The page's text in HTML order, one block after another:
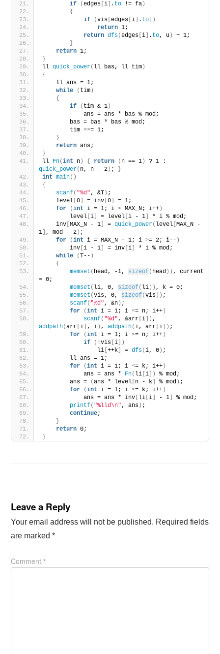
if
(edges [i . to != fa )
{
if
(vis [edges [i . to ])
return 1;
return dfs(edges [i . to, u )
+ 1;
}
return 1;
}
ll quick_power( ll bas, ll tim )
{
    ll ans = 1;
while
( tim )
{
if
( tim & 1 )
            ans = ans * bas % mod;
        bas = bas * bas % mod;
        tim
>>= 1;
}
return ans;
}
ll Fn(int n ) { return ( n == 1 )
quick_power( n, n - 2 ) ;
}
int main()
{
scanf( "%d", &T ) ;
    level
[0 = inv [0
= 1;
for
(int i = 1; i < MAX_N; i++ )
        level
[i = level [i - 1
* i % mod;
    inv
[MAX_N - 1 = quick_power( level [MAX_N -
1 , mod - 2 ) ;
for
(int i = MAX_N - 1; i >= 2; i-- )
        inv
[i - 1 = inv [i
* i % mod;
while
(T-- )
{
memset ( head, -1, sizeof( head )) , current
= 0;
memset ( li, 0, sizeof( li )) , k = 0;
memset (vis, 0, sizeof(vis )) ;
scanf( "%d", &n ) ;
for
(int i = 1; i <= n; i++ )
scanf( "%d", &arr [i ])
addpath(arr [i , i ) , addpath(i, arr [i ]) ;
for
(int i = 1; i <= n; i++ )
if
( !vis [i ])
                li
[++k = dfs(i, 0 ) ;
        ll ans = 1;
for
(int i = 1; i <= k; i++ )
            ans = ans *
Fn( li [i ])
% mod;
        ans =
(ans * level n - k % mod ) ;
for
(int i = 1; i <= k; i++ )
            ans = ans * inv
li [i - 1
% mod;
printf( "%lld\n", ans ) ;
continue;
}
return 0;
}
Leave a Reply
Your email address will not be published. Required fields
are marked*
Comment*